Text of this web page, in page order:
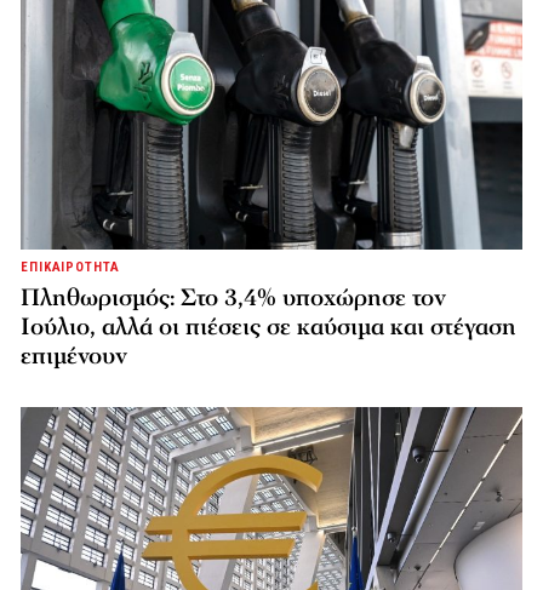
ΕΠΙΚΑΙΡΟΤΗΤΑ
Πληθωρισμός: Στο 3,4% υποχώρησε τον
Ιούλιο, αλλά οι πιέσεις σε καύσιμα και στέγαση
επιμένουν